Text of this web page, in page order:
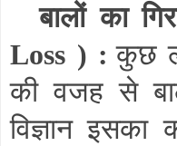
बालों का
Loss ) : कुछ
की वजह से
विज्ञान इसका